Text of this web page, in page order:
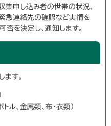
集申し込み者の世帯の状況、
急連絡先の確認など実情を
を決定し、通知します。
ます。
ル、金属類、布・衣類）